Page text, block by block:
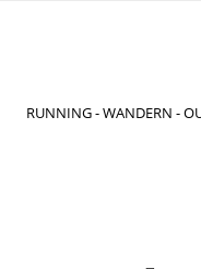
RUNNING - WANDERN -